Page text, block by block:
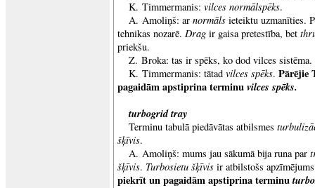
K. Timmermanis: vilces normālspēks.
A. Amoliņš: ar normāls ieteiktu uzmanīties.
tehnikas nozarē. Drag ir gaisa pretestība, bet
priekšu.
Z. Broka: tas ir spēks, ko dod vilces sistēma.
K. Timmermanis: tātad vilces spēks. Pārējie
pagaidām apstiprina terminuvilces spēks.
turbogrid tray
Terminu tabulā piedāvātas atbilsmes
šķīvis.
A. Amoliņš: mums jau sākumā bija runa par
šķīvis. Turbosietu šķīvis ir atbilstošs
piekrīt un pagaidām apstiprina terminu